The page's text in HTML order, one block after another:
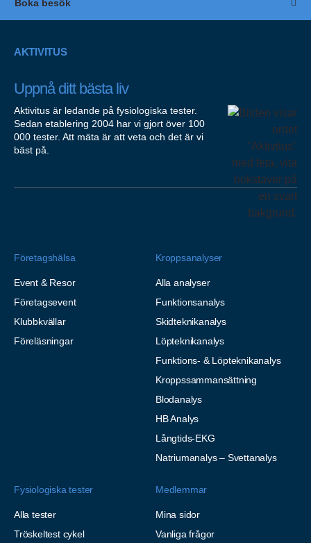
Boka besök
AKTIVITUS
Uppnå ditt bästa liv
Aktivitus är ledande på fysiologiska tester.
Sedan etablering 2004 har vi gjort över 100
000 tester. Att mäta är att veta och det är vi
bäst på.
Företagshälsa
Event & Resor
Företagsevent
Klubbkvällar
Föreläsningar
Kroppsanalyser
Alla analyser
Funktionsanalys
Skidteknikanalys
Löpteknikanalys
Funktions- & Löpteknikanalys
Kroppssammansättning
Blodanalys
HB Analys
Långtids-EKG
Natriumanalys – Svettanalys
Fysiologiska tester
Alla tester
Tröskeltest cykel
Medlemmar
Mina sidor
Vanliga frågor